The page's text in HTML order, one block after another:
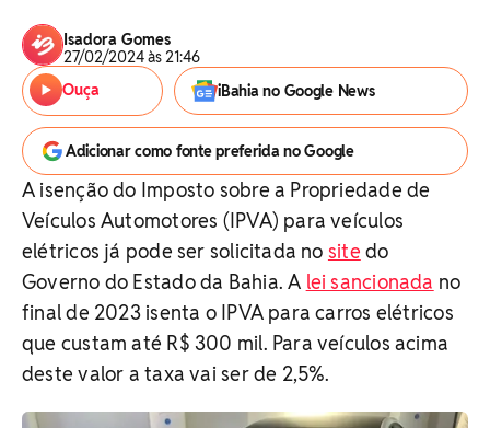
Isadora Gomes
27/02/2024 às 21:46
Ouça
iBahia no Google News
Adicionar como fonte preferida no Google
A isenção do Imposto sobre a Propriedade de
Veículos Automotores (IPVA) para veículos
elétricos já pode ser solicitada no site do
Governo do Estado da Bahia. A lei sancionada no
final de 2023 isenta o IPVA para carros elétricos
que custam até R$ 300 mil. Para veículos acima
deste valor a taxa vai ser de 2,5%.